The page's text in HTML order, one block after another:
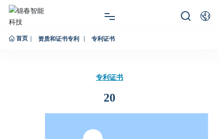
网站首页
新闻资讯
首页 资质和证书专利 专利证书
专利证书
20